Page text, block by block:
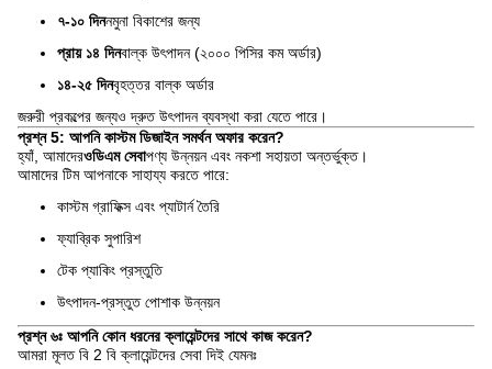
৭-১০ দিননমুনা বিকাশের জন্য
প্রায় ১৪ দিনবাল্ক উৎপাদন (২০০০ পিসির কম অর্ডার)
১৪-২৫ দিনবৃহত্তর বাল্ক অর্ডার
জরুরী প্রকল্পের জন্যও দ্রুত উৎপাদন ব্যবস্থা করা যেতে পারে।
প্রশ্ন 5: আপনি কাস্টম ডিজাইন সমর্থন অফার করেন?
হ্যাঁ, আমাদেরওডিএম সেবাপণ্য উন্নয়ন এবং নকশা সহায়তা অন্তর্ভুক্ত।
আমাদের টিম আপনাকে সাহায্য করতে পারে:
কাস্টম গ্রাফিক্স এবং প্যাটার্ন তৈরি
ফ্যাব্রিক সুপারিশ
টেক প্যাকিং প্রস্তুতি
উৎপাদন-প্রস্তুত পোশাক উন্নয়ন
প্রশ্ন ৬ঃ আপনি কোন ধরনের ক্লায়েন্টদের সাথে কাজ করেন?
আমরা মূলত বি 2 বি ক্লায়েন্টদের সেবা দিই যেমনঃ